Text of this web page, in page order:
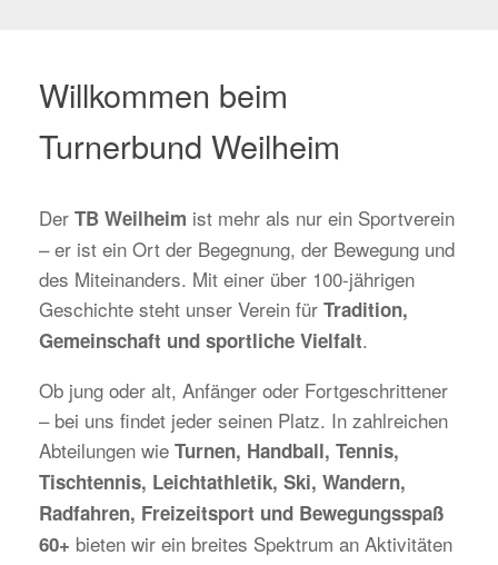
Willkommen beim
Turnerbund Weilheim
Der TB Weilheim ist mehr als nur ein Sportverein
– er ist ein Ort der Begegnung, der Bewegung und
des Miteinanders. Mit einer über 100-jährigen
Geschichte steht unser Verein für Tradition,
Gemeinschaft und sportliche Vielfalt.
Ob jung oder alt, Anfänger oder Fortgeschrittener
– bei uns findet jeder seinen Platz. In zahlreichen
Abteilungen wie Turnen, Handball, Tennis,
Tischtennis, Leichtathletik, Ski, Wandern,
Radfahren, Freizeitsport und Bewegungsspaß
60+ bieten wir ein breites Spektrum an Aktivitäten